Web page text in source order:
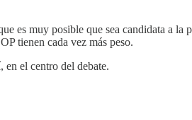
es muy posible que sea candidata a la
tienen cada vez más peso.
en el centro del debate.